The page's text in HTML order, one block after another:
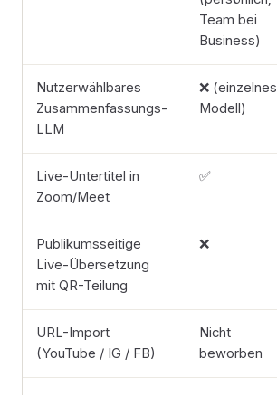
Team bei
Business)
Nutzerwählbares
Zusammenfassungs-
LLM
❌ (einzelnes
Modell)
Live-Untertitel in
Zoom/Meet
✅
Publikumsseitige
Live-Übersetzung
mit QR-Teilung
❌
URL-Import
(YouTube / IG / FB)
Nicht
beworben